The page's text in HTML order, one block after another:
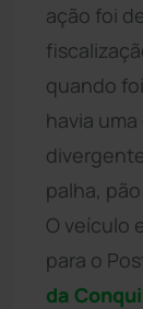
ação foi
quando
havia
palha,
O veículo
para o
da